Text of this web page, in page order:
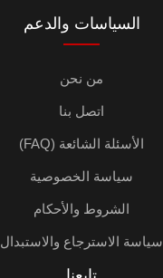
السياسات والدعم
من نحن
اتصل بنا
الأسئلة الشائعة (FAQ)
سياسة الخصوصية
الشروط والأحكام
سياسة الاسترجاع والاستبدال